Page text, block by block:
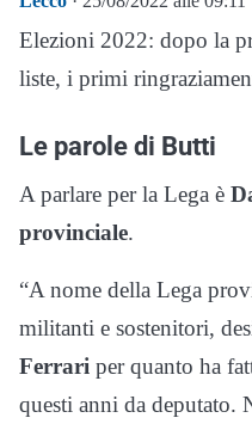
Elezioni 2022: dopo la
liste, i primi
Le parole di Butti
A parlare per la Lega è
provinciale.
“A nome della Lega
militanti e sostenitori,
Ferrari per quanto ha
questi anni da deputato.